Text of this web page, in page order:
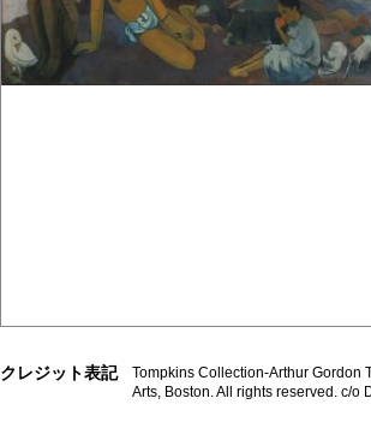
クレジット表記
Tompkins Collection-Arthur Gordon
Arts, Boston. All rights reserved. c/o